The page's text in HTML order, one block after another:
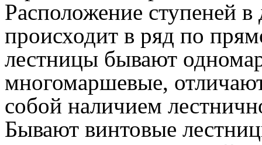
Расположение ступеней
происходит в ряд по
лестницы бывают
многомаршевые,
собой наличием
Бывают винтовые